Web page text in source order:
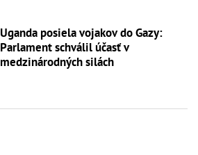
Uganda posiela vojakov do Gazy:
Parlament schválil účasť v
medzinárodných silách